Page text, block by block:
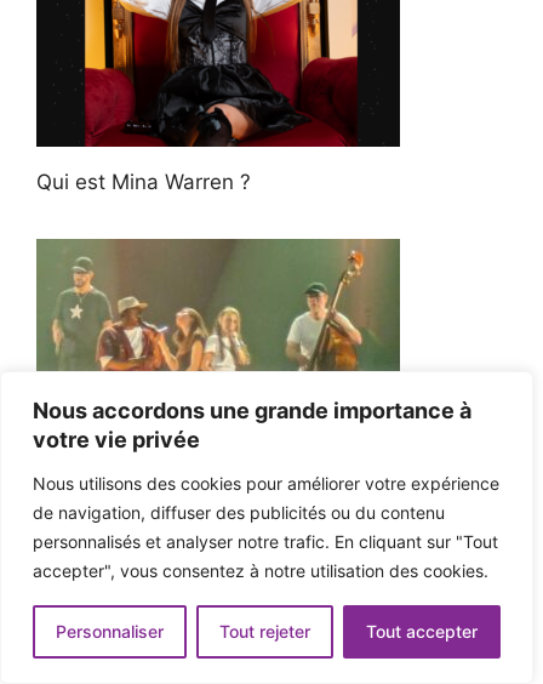
Nous accordons une grande importance à
votre vie privée
Nous utilisons des cookies pour améliorer votre expérience
de navigation, diffuser des publicités ou du contenu
personnalisés et analyser notre trafic. En cliquant sur "Tout
accepter", vous consentez à notre utilisation des cookies.
Personnaliser Tout rejeter Tout accepter
Qui est Mina Warren ?
MC Solaar, l’as de trèfle qui pique ton cœur